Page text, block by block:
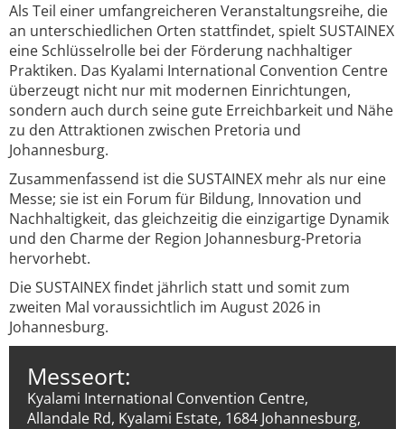
Als Teil einer umfangreicheren Veranstaltungsreihe, die
an unterschiedlichen Orten stattfindet, spielt SUSTAINEX
eine Schlüsselrolle bei der Förderung nachhaltiger
Praktiken. Das Kyalami International Convention Centre
überzeugt nicht nur mit modernen Einrichtungen,
sondern auch durch seine gute Erreichbarkeit und Nähe
zu den Attraktionen zwischen Pretoria und
Johannesburg.
Zusammenfassend ist die SUSTAINEX mehr als nur eine
Messe; sie ist ein Forum für Bildung, Innovation und
Nachhaltigkeit, das gleichzeitig die einzigartige Dynamik
und den Charme der Region Johannesburg-Pretoria
hervorhebt.
Die SUSTAINEX findet jährlich statt und somit zum
zweiten Mal voraussichtlich im August 2026 in
Johannesburg.
Messeort:
Kyalami International Convention Centre,
Allandale Rd, Kyalami Estate, 1684 Johannesburg,